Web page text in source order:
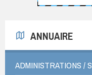
ANNUAIRE
ADMINISTRATIONS /